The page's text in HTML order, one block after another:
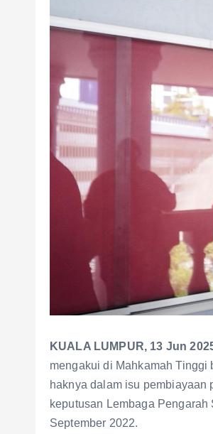
KUALA LUMPUR, 13 Jun
mengakui di Mahkamah
haknya dalam isu pembiayaan
keputusan Lembaga
September 2022.